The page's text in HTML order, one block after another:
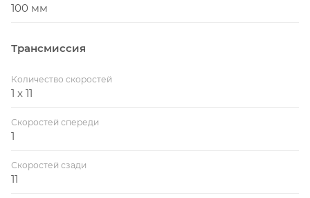
100 мм
Трансмиссия
Количество скоростей
1 x 11
Скоростей спереди
1
Скоростей сзади
11